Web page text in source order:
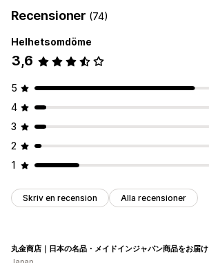
Recensioner (74)
Helhetsomdöme
3,6
5
4
3
2
1
Skriv en recension Alla recensioner
丸金商店｜日本の名品・メイドインジャパン商品をお届け